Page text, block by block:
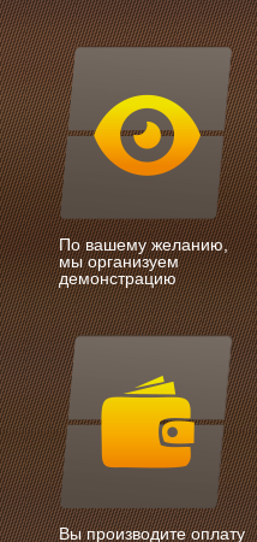
По вашему желанию,
мы организуем
демонстрацию
Вы производите оплату